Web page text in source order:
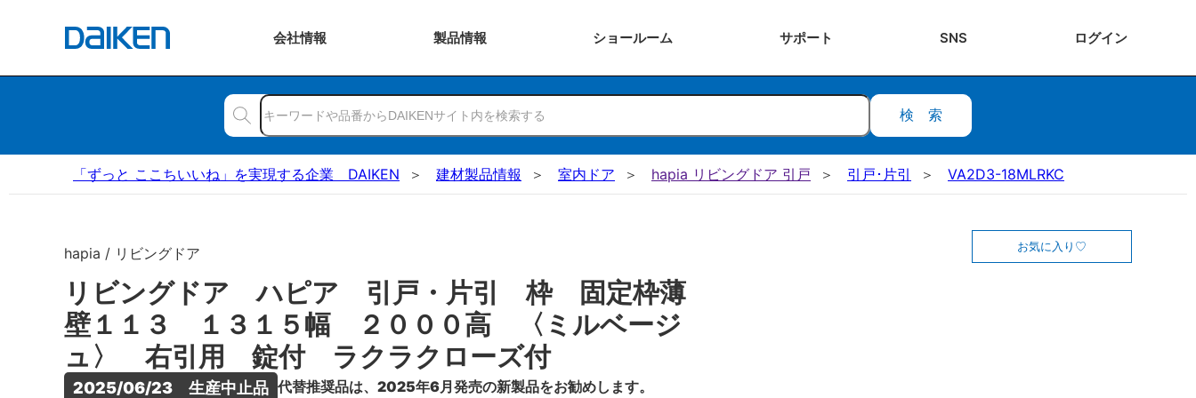
会社情報 製品情報 ショールーム サポート SNS ログイン
検索
「ずっと ここちいいね」を実現する企業 DAIKEN 建材製品情報 室内ドア hapia リビングドア 引戸 引戸･片引 VA2D3-18MLRKC
hapia / リビングドア
リビングドア ハピア 引戸・片引 枠 固定枠薄
壁１１３ １３１５幅 ２０００高 〈ミルベージ
ュ〉 右引用 錠付 ラクラクローズ付
2025/06/23　生産中止品 代替推奨品は、2025年6月発売の新製品をお勧めします。
お気に入り